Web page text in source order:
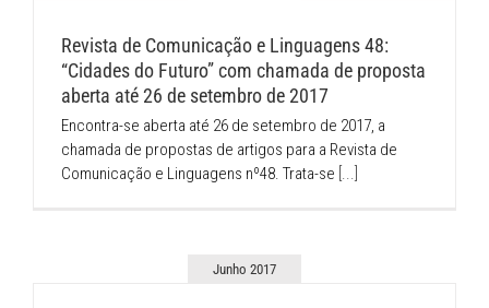
Revista de Comunicação e Linguagens 48:
“Cidades do Futuro” com chamada de proposta
aberta até 26 de setembro de 2017
Encontra-se aberta até 26 de setembro de 2017, a
chamada de propostas de artigos para a Revista de
Comunicação e Linguagens nº48. Trata-se [...]
Junho 2017